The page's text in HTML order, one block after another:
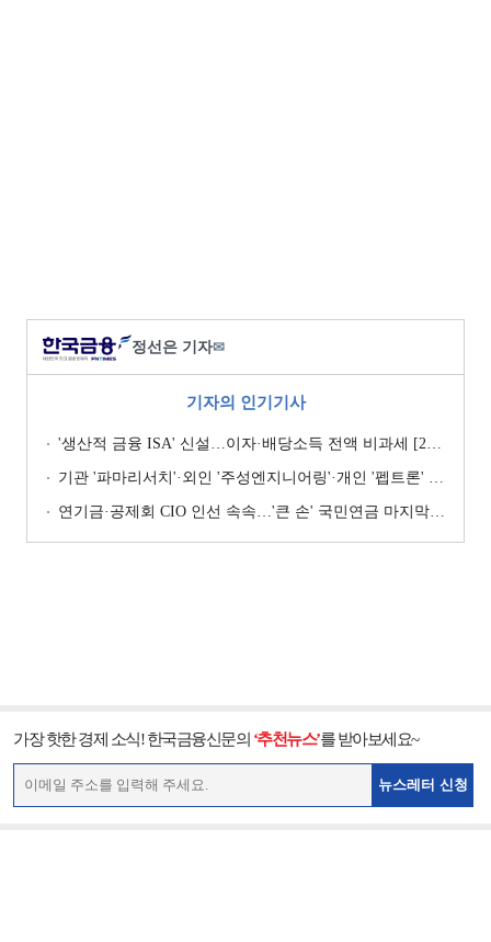
정선은 기자✉
기자의 인기기사
'생산적 금융 ISA' 신설…이자·배당소득 전액 비과세 [2026 세제개편안]
기관 '파마리서치'·외인 '주성엔지니어링'·개인 '펩트론' 1위 [주간 코스닥 순매수- 2026년 7월27일~7월31일]
연기금·공제회 CIO 인선 속속…'큰 손' 국민연금 마지막 타자
가장 핫한 경제 소식! 한국금융신문의 ‘추천뉴스’를 받아보세요~
뉴스레터 신청